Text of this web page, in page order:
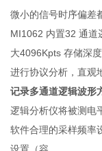
微小的信号时序偏差
MI1062 内置32 通道
大4096Kpts 存储深
进行协议分析，直观
记录多通道逻辑波形
逻辑分析仪将被测电
软件合理的采样频率
设置（容